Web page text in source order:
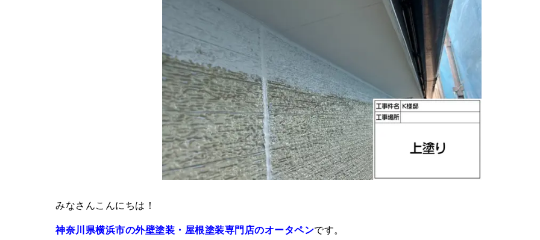
みなさんこんにちは！
神奈川県横浜市の外壁塗装・屋根塗装専門店のオータペンです。